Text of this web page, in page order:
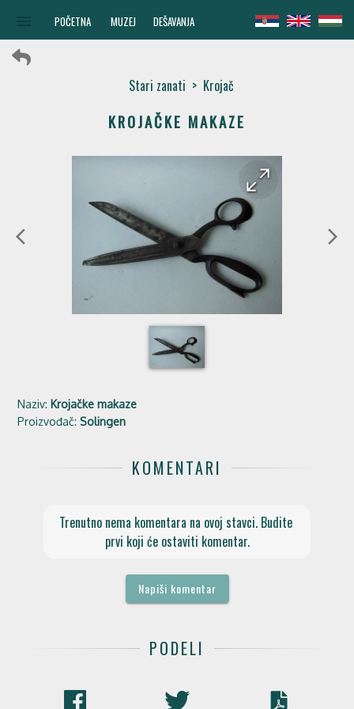
POČETNA MUZEJ DEŠAVANJA
Stari zanati > Krojač
KROJAČKE MAKAZE
arrow_back_ios
arrow_back
arrow_forward
arrow_forward_ios
Naziv: Krojačke makaze
Proizvođač:Solingen
KOMENTARI
Trenutno nema komentara na ovoj stavci. Budite
prvi koji će ostaviti komentar.
Napiši komentar
PODELI